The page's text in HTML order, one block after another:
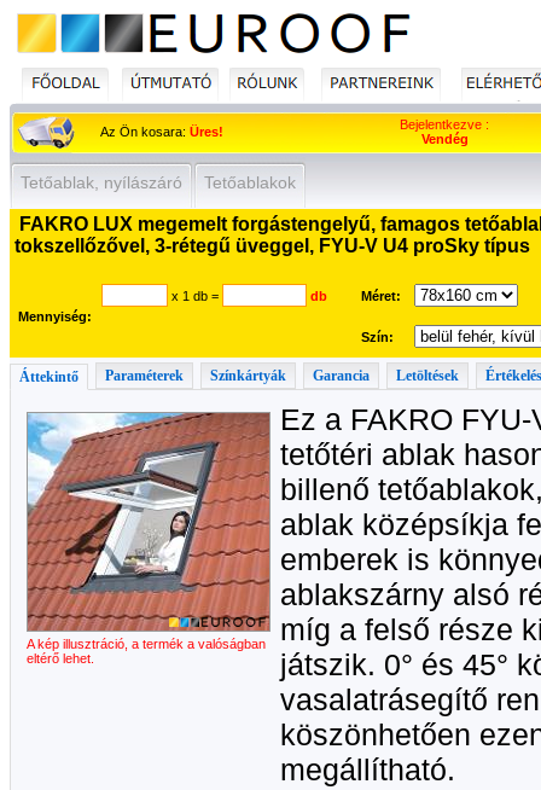
Az Ön kosara: Üres!
Bejelentkezve :
Vendég
Tetőablak, nyílászáró Tetőablakok
FAKRO LUX megemelt forgástengelyű, famagos
tokszellőzővel, 3-rétegű üveggel, FYU-V U4 proSky típus
Mennyiség:
x 1 db = db Méret:
Szín:
Áttekintő Paraméterek Színkártyák Garancia Letöltések
A kép illusztráció, a termék a valóságban
eltérő lehet.
Ez a FAKRO
tetőtéri ablak
billenő
ablak középsíkja
emberek is
ablakszárny alsó
míg a felső része
játszik. 0° és 45°
vasalatrásegítő
köszönhetően
megállítható.